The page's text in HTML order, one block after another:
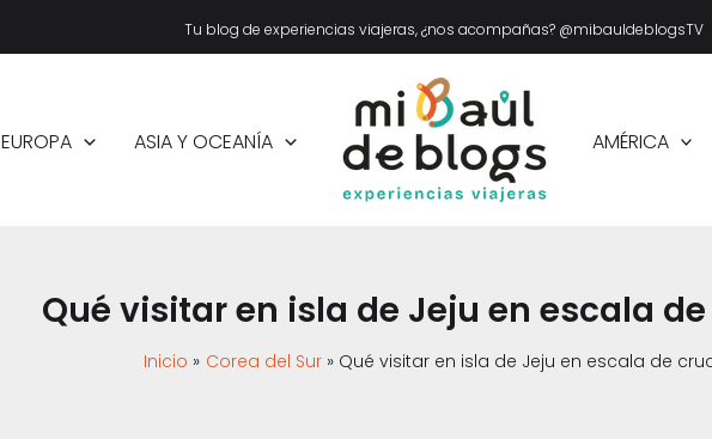
Tu blog de experiencias viajeras, ¿nos acompañas? @mibauldeblogsTV
EUROPA ASIA Y OCEANÍA AMÉRICA
Qué visitar en isla de Jeju en escala
Inicio Corea del Sur Qué visitar en isla de Jeju en escala de